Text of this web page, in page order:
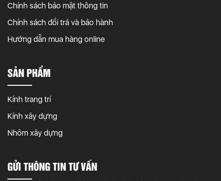
Chính sách bảo mật thông tin
Chính sách đổi trả và bảo hành
Hướng dẫn mua hàng online
SẢN PHẨM
Kính trang trí
Kính xây dựng
Nhôm xây dựng
GỬI THÔNG TIN TƯ VẤN